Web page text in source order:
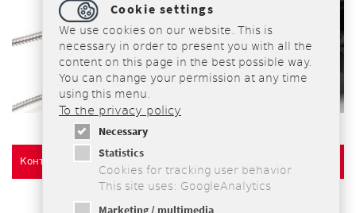
Контакт
Cookie settings
We use cookies on our website. This is
necessary in order to present you with all the
content on this page in the best possible way.
You can change your permission at any time
using this menu.
To the privacy policy
Necessary
Statistics
Cookies for tracking user behavior
This site uses: GoogleAnalytics
Marketing / multimedia